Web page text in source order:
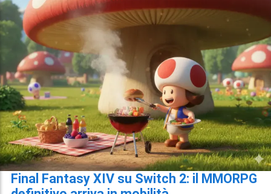
Final Fantasy XIV su Switch 2: il MMORPG